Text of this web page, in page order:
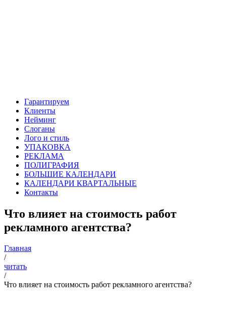
Гарантируем
Клиенты
Нейминг
Слоганы
Лого и стиль
УПАКОВКА
РЕКЛАМА
ПОЛИГРАФИЯ
БОЛЬШИЕ КАЛЕНДАРИ
КАЛЕНДАРИ КВАРТАЛЬНЫЕ
Контакты
Что влияет на стоимость работ
рекламного агентства?
Главная
/
читать
/
Что влияет на стоимость работ рекламного агентства?